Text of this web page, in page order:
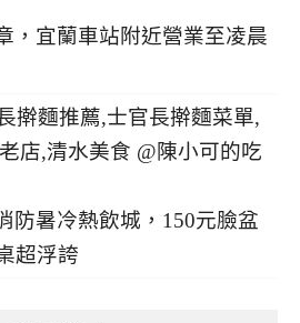
，宜蘭車站附近營業至凌晨
防暑冷熱飲城，150元臉盆
超浮誇